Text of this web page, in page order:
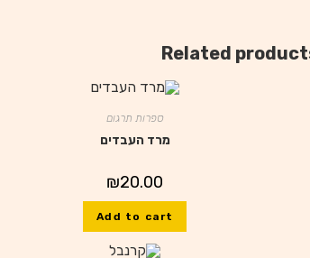
Related
ספרות תרגום
מרד העבדים
₪20.00
Add to cart